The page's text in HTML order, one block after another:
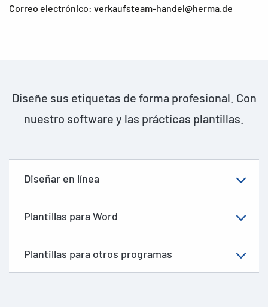
Correo electrónico: verkaufsteam-handel@herma.de
Diseñe sus etiquetas de forma profesional. Con
nuestro software y las prácticas plantillas.
Diseñar en línea
Plantillas para Word
Plantillas para otros programas